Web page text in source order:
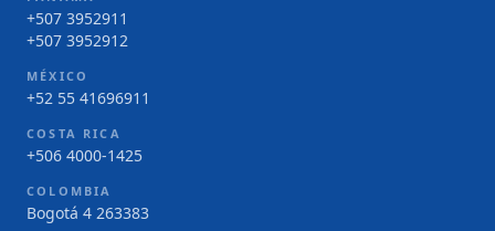
+507 3952911
+507 3952912
MÉXICO
+52 55 41696911
COSTA RICA
+506 4000-1425
COLOMBIA
Bogotá 4 263383